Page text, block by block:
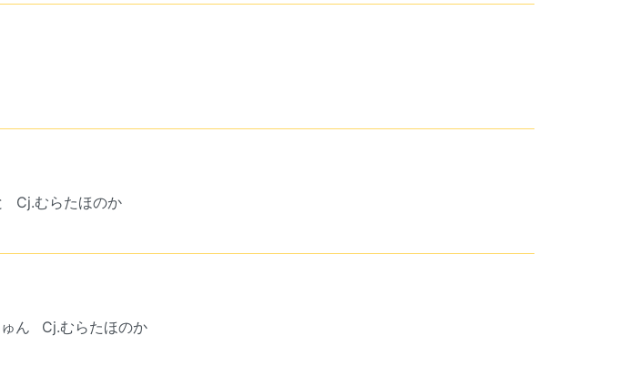
Cj.むらたほのか
ん
Cj.むらたほのか